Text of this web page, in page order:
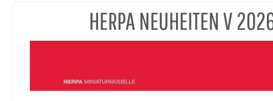
HERPA NEUHEITEN V